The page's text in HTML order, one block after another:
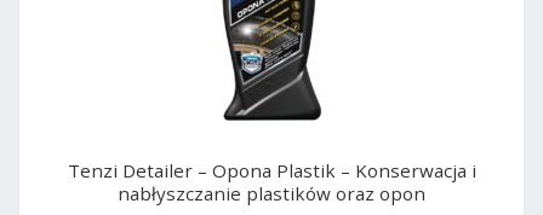
Tenzi Detailer – Opona Plastik – Konserwacja i
nabłyszczanie plastików oraz opon